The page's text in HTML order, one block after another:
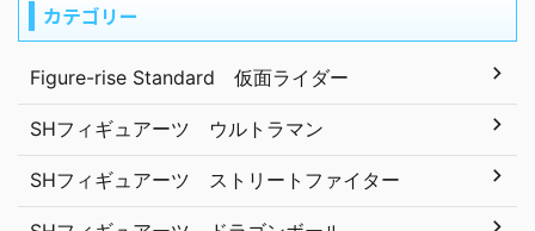
カテゴリー
Figure-rise Standard 仮面ライダー
SHフィギュアーツ ウルトラマン
SHフィギュアーツ ストリートファイター